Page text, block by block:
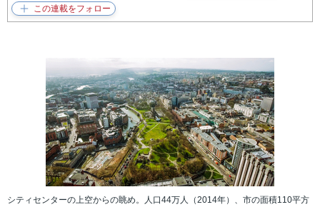
シティセンターの上空からの眺め。人口44万人（2014年）、市の面積110平方